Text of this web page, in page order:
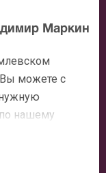
Маркин
можете с
нашему
После